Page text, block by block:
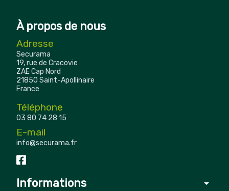
À propos de nous
Adresse
Securama
19, rue de Cracovie
ZAE Cap Nord
21850 Saint-Apollinaire
France
Téléphone
03 80 74 28 15
E-mail
info@securama.fr
Informations arrow_drop_down